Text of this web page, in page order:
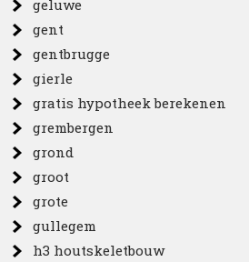
geluwe
gent
gentbrugge
gierle
gratis hypotheek berekenen
grembergen
grond
groot
grote
gullegem
h3 houtskeletbouw